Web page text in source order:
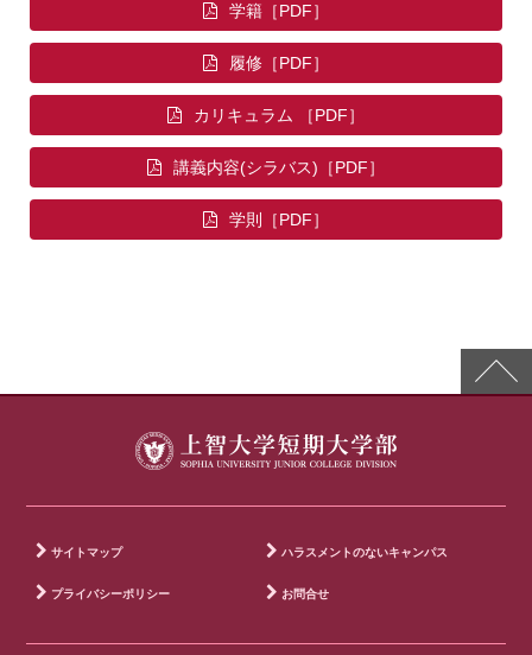
学籍
履修
カリキュラム
講義内容(シラバス)
学則
サイトマップ ハラスメントのないキャンパス
プライバシーポリシー お問合せ